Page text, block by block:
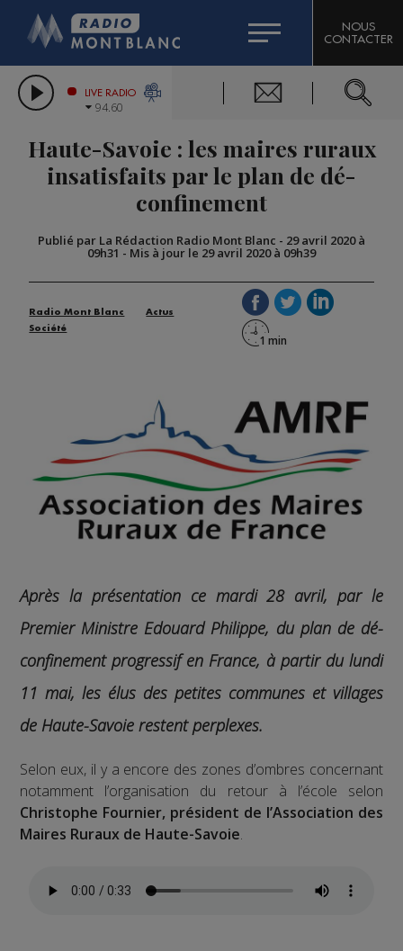
LES CHRONIQUES DE L'EXPERT
CITIZEN MACHINERY
GRAND MASSIF DOMAINES SKIABLES
BIGARD
COMPAGNIE DU MONT-BLANC
NOUS
CONTACTER
LIVE RADIO
94.60
Haute-Savoie : les maires ruraux
insatisfaits par le plan de dé-
confinement
Publié par La Rédaction Radio Mont Blanc - 29 avril 2020 à
09h31 - Mis à jour le 29 avril 2020 à 09h39
Radio Mont Blanc
Actus
Société
Après la présentation ce mardi 28 avril, par le
Premier Ministre Edouard Philippe, du plan de dé-
confinement progressif en France, à partir du lundi
11 mai, les élus des petites communes et villages
de Haute-Savoie restent perplexes.
Selon eux, il y a encore des zones d’ombres concernant
notamment l’organisation du retour à l’école selon
Christophe Fournier, président de l’Association des
Maires Ruraux de Haute-Savoie.